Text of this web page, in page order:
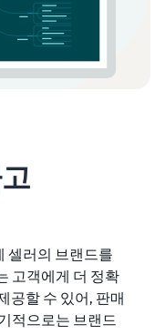
셀러의 브랜드를
고객에게 더 정확
공할 수 있어, 판매
적으로는 브랜드